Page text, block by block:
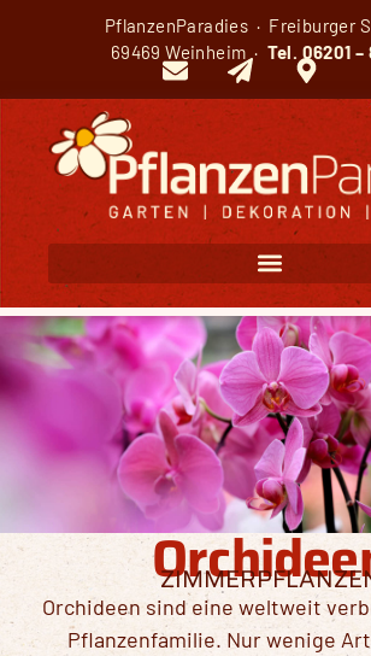
PflanzenParadies · Freiburger
69469 Weinheim · Tel. 06201 –
Orchideen sind eine weltweit
Pflanzenfamilie. Nur wenige